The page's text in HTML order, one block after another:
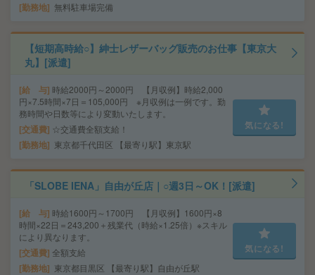
勤務地 無料駐車場完備
【短期高時給○】紳士レザーバッグ販売のお仕事【東京大
丸】[派遣]
給 与 時給2000円～2000円 【月収例】時給2,000
円×7.5時間×7日＝105,000円 ※月収例は一例です。勤
務時間や日数等により変動いたします。
交通費 ☆交通費全額支給！
勤務地 東京都千代田区 【最寄り駅】東京駅
気になる!
「SLOBE IENA」自由が丘店｜○週3日～OK！[派遣]
給 与 時給1600円～1700円 【月収例】1600円×8
時間×22日＝243,200＋残業代（時給×1.25倍）※スキル
により異なります。
交通費 全額支給
勤務地 東京都目黒区 【最寄り駅】自由が丘駅
気になる!